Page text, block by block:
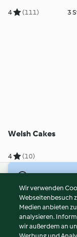
4 (111) 3
Welsh Cakes
4 (10)
Disclaimer
Wir verwenden
Webseitenbesuch
Medien anbieten
analysieren.
wir außerdem an